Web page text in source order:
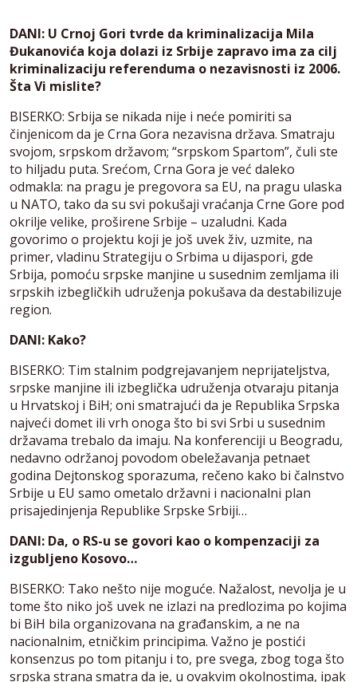
DANI: U Crnoj Gori tvrde da kriminalizacija Mila
Đukanovića koja dolazi iz Srbije zapravo ima za cilj
kriminalizaciju referenduma o nezavisnosti iz 2006.
Šta Vi mislite?
BISERKO: Srbija se nikada nije i neće pomiriti sa
činjenicom da je Crna Gora nezavisna država. Smatraju
svojom, srpskom državom; “srpskom Spartom”, čuli ste
to hiljadu puta. Srećom, Crna Gora je već daleko
odmakla: na pragu je pregovora sa EU, na pragu ulaska
u NATO, tako da su svi pokušaji vraćanja Crne Gore pod
okrilje velike, proširene Srbije – uzaludni. Kada
govorimo o projektu koji je još uvek živ, uzmite, na
primer, vladinu Strategiju o Srbima u dijaspori, gde
Srbija, pomoću srpske manjine u susednim zemljama ili
srpskih izbegličkih udruženja pokušava da destabilizuje
region.
DANI: Kako?
BISERKO: Tim stalnim podgrejavanjem neprijateljstva,
srpske manjine ili izbeglička udruženja otvaraju pitanja
u Hrvatskoj i BiH; oni smatrajući da je Republika Srpska
najveći domet ili vrh onoga što bi svi Srbi u susednim
državama trebalo da imaju. Na konferenciji u Beogradu,
nedavno održanoj povodom obeležavanja petnaet
godina Dejtonskog sporazuma, rečeno kako bi čalnstvo
Srbije u EU samo ometalo državni i nacionalni plan
prisajedinjenja Republike Srpske Srbiji…
DANI: Da, o RS-u se govori kao o kompenzaciji za
izgubljeno Kosovo…
BISERKO: Tako nešto nije moguće. Nažalost, nevolja je u
tome što niko još uvek ne izlazi na predlozima po kojima
bi BiH bila organizovana na građanskim, a ne na
nacionalnim, etničkim principima. Važno je postići
konsenzus po tom pitanju i to, pre svega, zbog toga što
srpska strana smatra da je, u ovakvim okolnostima, ipak